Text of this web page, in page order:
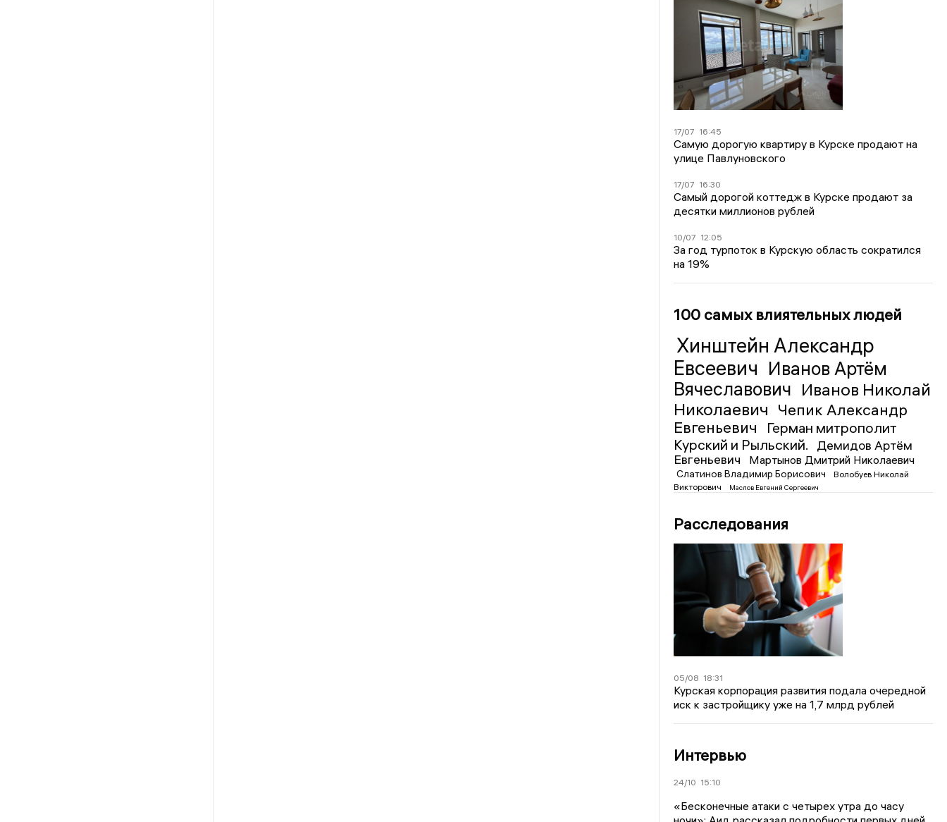
17/07 16:45
Самую дорогую квартиру в Курске продают на
улице Павлуновского
17/07 16:30
Самый дорогой коттедж в Курске продают за
десятки миллионов рублей
10/07 12:05
За год турпоток в Курскую область сократился
на 19%
100 самых влиятельных людей
Хинштейн Александр
Евсеевич Иванов Артём
Вячеславович Иванов Николай
Николаевич Чепик Александр
Евгеньевич
Герман митрополит
Курский и Рыльский.
Демидов Артём
Евгеньевич
Мартынов Дмитрий Николаевич
Слатинов Владимир Борисович
Волобуев Николай
Викторович
Маслов Евгений Сергеевич
Расследования
05/08 18:31
Курская корпорация развития подала очередной
иск к застройщику уже на 1,7 млрд рублей
Интервью
24/10 15:10
«Бесконечные атаки с четырех утра до часу